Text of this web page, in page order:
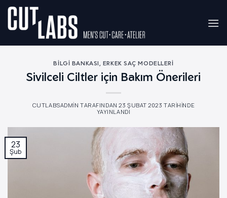
İçeriğe
BILGI BANKASI, ERKEK SAÇ MODELLERI
Sivilceli Ciltler için Bakım Önerileri
CUTLABSADMIN TARAFINDAN 23 ŞUBAT 2023 TARIHINDE
YAYINLANDI
23
Şub